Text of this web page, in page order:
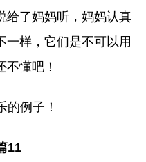
给了妈妈听，妈妈认真
一样，它们是不可以用
懂吧！
的例子！
11